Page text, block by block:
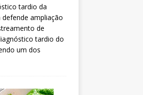
tardio da
ampliação
de
tardio do
um dos